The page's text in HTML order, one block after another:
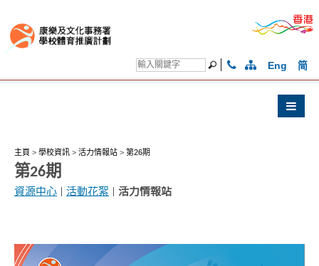
Eng 简
主頁 > 學校資訊 > 活力情報站 > 第26期
第26期
資源中心 活動花絮 活力情報站